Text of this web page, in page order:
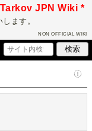
JPN Wiki *
ます。
NON OFFICIAL WIKI